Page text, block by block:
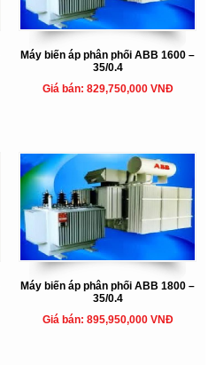
Máy biến áp phân phối ABB 1600 –
35/0.4
Giá bán: 829,750,000 VNĐ
Máy biến áp phân phối ABB 1800 –
35/0.4
Giá bán: 895,950,000 VNĐ